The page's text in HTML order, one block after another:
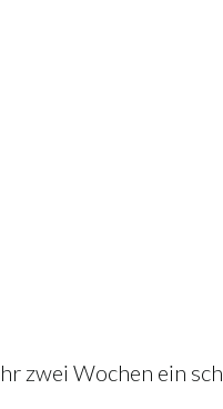
zwei Wochen ein